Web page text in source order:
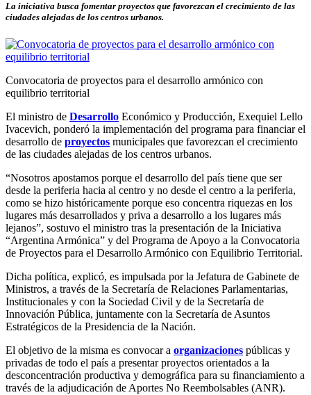
La iniciativa busca fomentar proyectos que favorezcan el crecimiento de las
ciudades alejadas de los centros urbanos.
Convocatoria de proyectos para el desarrollo armónico con
equilibrio territorial
El ministro de Desarrollo Económico y Producción, Exequiel Lello
Ivacevich, ponderó la implementación del programa para financiar el
desarrollo de proyectos municipales que favorezcan el crecimiento
de las ciudades alejadas de los centros urbanos.
“Nosotros apostamos porque el desarrollo del país tiene que ser
desde la periferia hacia al centro y no desde el centro a la periferia,
como se hizo históricamente porque eso concentra riquezas en los
lugares más desarrollados y priva a desarrollo a los lugares más
lejanos”, sostuvo el ministro tras la presentación de la Iniciativa
“Argentina Armónica” y del Programa de Apoyo a la Convocatoria
de Proyectos para el Desarrollo Armónico con Equilibrio Territorial.
Dicha política, explicó, es impulsada por la Jefatura de Gabinete de
Ministros, a través de la Secretaría de Relaciones Parlamentarias,
Institucionales y con la Sociedad Civil y de la Secretaría de
Innovación Pública, juntamente con la Secretaría de Asuntos
Estratégicos de la Presidencia de la Nación.
El objetivo de la misma es convocar a organizaciones públicas y
privadas de todo el país a presentar proyectos orientados a la
desconcentración productiva y demográfica para su financiamiento a
través de la adjudicación de Aportes No Reembolsables (ANR).